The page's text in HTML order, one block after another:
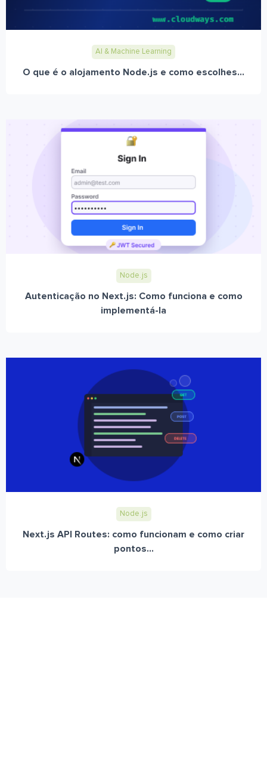
AI & Machine Learning
O que é o alojamento Node.js e como escolhes...
Node.js
Autenticação no Next.js: Como funciona e como
implementá-la
Node.js
Next.js API Routes: como funcionam e como criar
pontos...